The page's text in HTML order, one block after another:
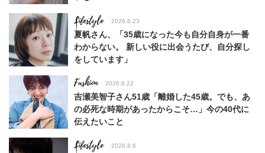
Lifestyle 2026.6.23
夏帆さん、「35歳になった今も自分自身が一番
わからない。 新しい役に出会うたび、自分探し
をしています」
Fashion 2026.6.22
吉瀬美智子さん51歳「離婚した45歳。でも、あ
の必死な時期があったからこそ…」今の40代に
伝えたいこと
Lifestyle 2026.8.6